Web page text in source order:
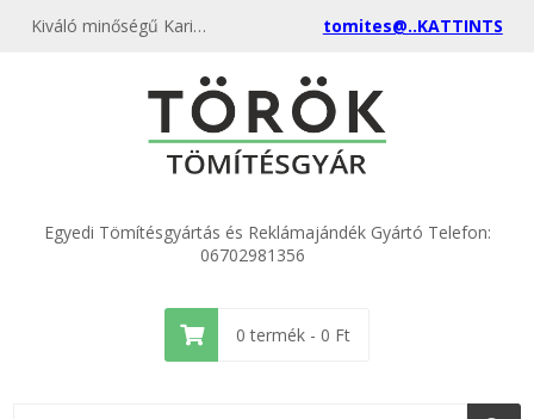
Kiváló minőségű Karima tömítés DN 450 Grafit SP tűnyársas 450°C 450x555x2,0mm kedvező áron, egyenest a gyártótól, rendeld meg most és csatlakozz a több ezer elégedett vásárlóhoz. tomites@..KATTINTS
Egyedi Tömítésgyártás és Reklámajándék Gyártó Telefon:
06702981356
0 termék - 0 Ft